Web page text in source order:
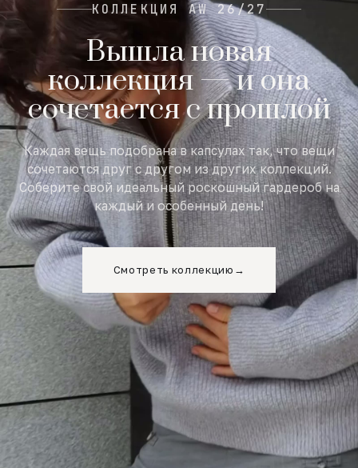
КОЛЛЕКЦИЯ AW 26/27
Вышла новая
коллекция — и она
сочетается с прошлой
Каждая вещь подобрана в капсулах так, что вещи
сочетаются друг с другом из других коллекций.
Соберите свой идеальный роскошный гардероб на
каждый и особенный день!
Смотреть коллекцию →